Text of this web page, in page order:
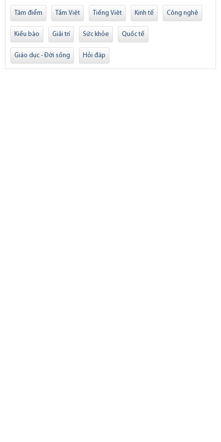
Tâm điểm Tầm Việt Tiếng Việt Kinh tế Công nghệ
Kiều bào Giải trí Sức khỏe Quốc tế
Giáo dục - Đời sống Hỏi đáp